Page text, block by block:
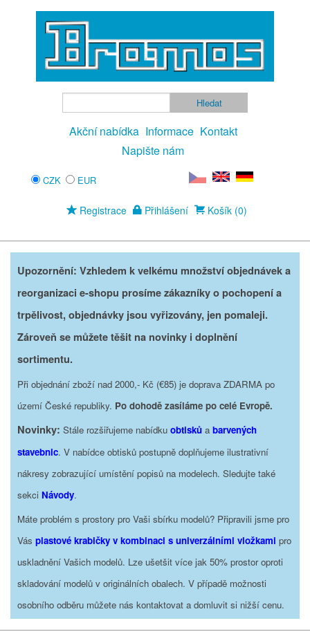
Akční nabídka Informace Kontakt
Napište nám
CZK EUR
Registrace Přihlášení Košík (0)
Upozornění: Vzhledem k velkému množství objednávek a
reorganizaci e-shopu prosíme zákazníky o pochopení a
trpělivost, objednávky jsou vyřizovány, jen pomaleji.
Zároveň se můžete těšit na novinky i doplnění
sortimentu.
Při objednání zboží nad 2000,- Kč (€85) je doprava ZDARMA po
území České republiky. Po dohodě zasíláme po celé Evropě.
Novinky: Stále rozšiřujeme nabídku obtisků a barvených
stavebnic. V nabídce obtisků postupně doplňujeme ilustrativní
nákresy zobrazující umístění popisů na modelech. Sledujte také
sekci Návody.
Máte problém s prostory pro Vaši sbírku modelů? Připravili jsme pro
Vás plastové krabičky v kombinaci s univerzálními vložkami pro
uskladnění Vašich modelů. Lze ušetšit více jak 50% prostor oproti
skladování modelů v originálních obalech. V případě možnosti
osobního odběru můžete nás kontaktovat a domluvit si nižší cenu.